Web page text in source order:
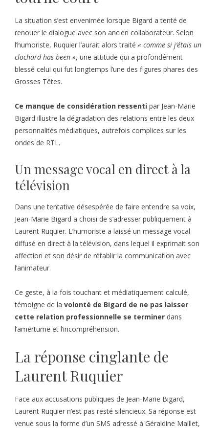
La situation s’est envenimée lorsque Bigard a tenté de
renouer le dialogue avec son ancien collaborateur. Selon
l’humoriste, Ruquier l’aurait alors traité « comme si j’étais un
clochard has been », une attitude qui a profondément
blessé celui qui fut longtemps l’une des figures phares des
Grosses Têtes.
Ce manque de considération ressenti par Jean-Marie
Bigard illustre la dégradation des relations entre les deux
personnalités médiatiques, autrefois complices sur les
ondes de RTL.
Un message vocal en direct à la
télévision
Dans une tentative désespérée de faire entendre sa voix,
Jean-Marie Bigard a choisi de s’adresser publiquement à
Laurent Ruquier. L’humoriste a laissé un message vocal
diffusé en direct à la télévision, dans lequel il exprimait son
affection et son désir de rétablir la communication avec
l’animateur.
Ce geste, à la fois touchant et médiatiquement calculé,
témoigne de la volonté de Bigard de ne pas laisser
cette relation professionnelle se terminer dans
l’amertume et l’incompréhension.
La réponse cinglante de
Laurent Ruquier
Face aux accusations publiques de Jean-Marie Bigard,
Laurent Ruquier n’est pas resté silencieux. Sa réponse est
venue sous la forme d’un SMS adressé à Géraldine Maillet,